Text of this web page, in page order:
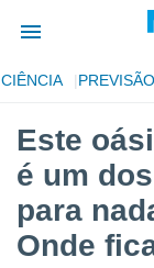
da
foi
para
as
fornecidas
CIÊNCIA PREVISÃO
Este
é um
para
Onde